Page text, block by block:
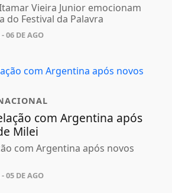
Vieira Junior emocionam
do Festival da Palavra
- 06 DE AGO
com Argentina após
Milei
com Argentina após novos
- 05 DE AGO